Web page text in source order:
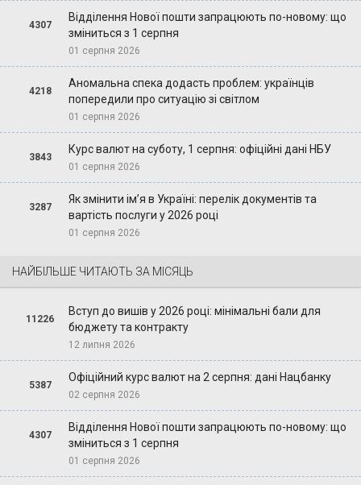
4307
Відділення Нової пошти запрацюють по-новому: що
зміниться з 1 серпня
01 серпня 2026
4218
Аномальна спека додасть проблем: українців
попередили про ситуацію зі світлом
01 серпня 2026
3843
Курс валют на суботу, 1 серпня: офіційні дані НБУ
01 серпня 2026
3287
Як змінити ім’я в Україні: перелік документів та
вартість послуги у 2026 році
01 серпня 2026
НАЙБІЛЬШЕ ЧИТАЮТЬ ЗА МІСЯЦЬ
11226
Вступ до вишів у 2026 році: мінімальні бали для
бюджету та контракту
12 липня 2026
5387
Офіційний курс валют на 2 серпня: дані Нацбанку
02 серпня 2026
4307
Відділення Нової пошти запрацюють по-новому: що
зміниться з 1 серпня
01 серпня 2026